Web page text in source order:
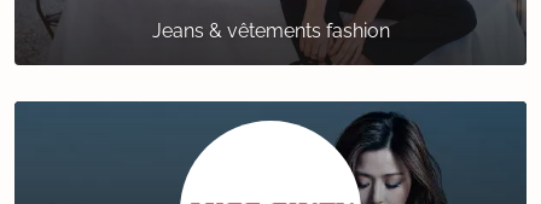
Jeans & vêtements fashion